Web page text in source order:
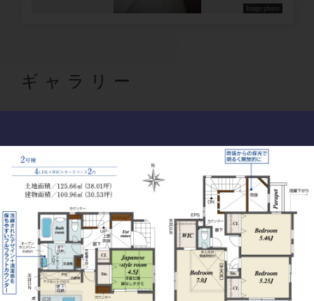
Image photo
ギャラリー